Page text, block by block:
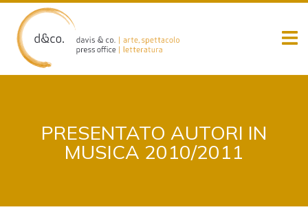
content
PRESENTATO AUTORI IN
MUSICA 2010/2011